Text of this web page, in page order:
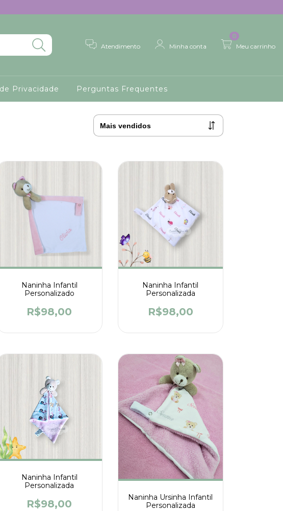
Atendimento Minha conta Meu carrinho
0
Privacidade Perguntas Frequentes
Naninha Infantil
Personalizado
R$98,00
Naninha Infantil
Personalizada
R$98,00
Naninha Infantil
Personalizada
R$98,00
Naninha Ursinha Infantil
Personalizada